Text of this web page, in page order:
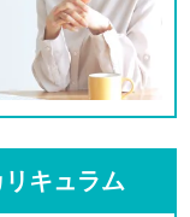
キュラム